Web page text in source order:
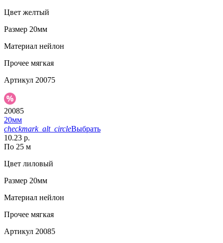
Цвет желтый
Размер 20мм
Материал нейлон
Прочее мягкая
Артикул 20075
20085
20мм
checkmark_alt_circleВыбрать
10.23 р.
По 25 м
Цвет лиловый
Размер 20мм
Материал нейлон
Прочее мягкая
Артикул 20085